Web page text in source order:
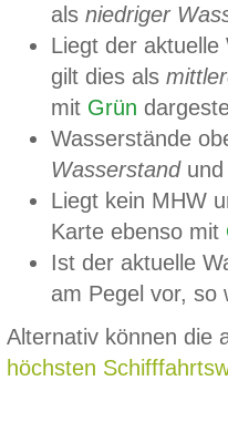
als niedriger
Liegt der
gilt dies als
mit Grün
Wasserstände
Wasserstandund
Liegt kein MHW
Karte ebenso mit
Ist der aktuelle
am Pegel vor,
Alternativ können die
höchsten